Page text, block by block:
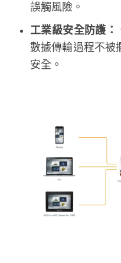
誤觸風險。
工業級安全防護：
數據傳輸過程不被
安全。